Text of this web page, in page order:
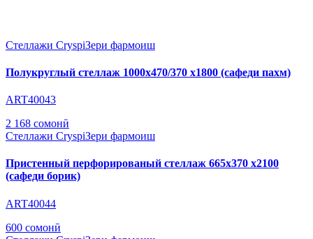
Стеллажи CryspiЗери фармоиш
Полукруглый стеллаж 1000х470/370 х1800 (сафеди пахм)
ART40043
2 168 сомонӣ
Стеллажи CryspiЗери фармоиш
Пристенный перфорированый стеллаж 665х370 х2100
(сафеди борик)
ART40044
600 сомонӣ